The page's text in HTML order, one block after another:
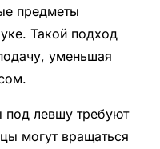
предметы
Такой подход
уменьшая
левшу требуют
могут вращаться